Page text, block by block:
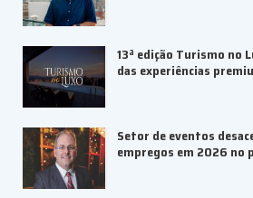
13ª edição Turismo no
das experiências
Setor de eventos
empregos em 2026 no